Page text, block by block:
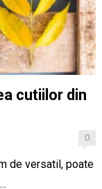
cutiilor din
0
de versatil, poate